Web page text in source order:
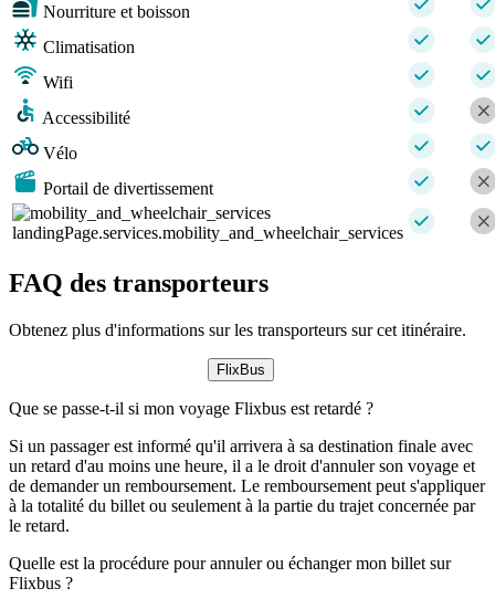
Nourriture et boisson
Climatisation
Wifi
Accessibilité
Vélo
Portail de divertissement
landingPage.services.mobility_and_wheelchair_services
FAQ des transporteurs
Obtenez plus d'informations sur les transporteurs sur cet itinéraire.
FlixBus
Que se passe-t-il si mon voyage Flixbus est retardé ?
Si un passager est informé qu'il arrivera à sa destination finale avec
un retard d'au moins une heure, il a le droit d'annuler son voyage et
de demander un remboursement. Le remboursement peut s'appliquer
à la totalité du billet ou seulement à la partie du trajet concernée par
le retard.
Quelle est la procédure pour annuler ou échanger mon billet sur
Flixbus ?